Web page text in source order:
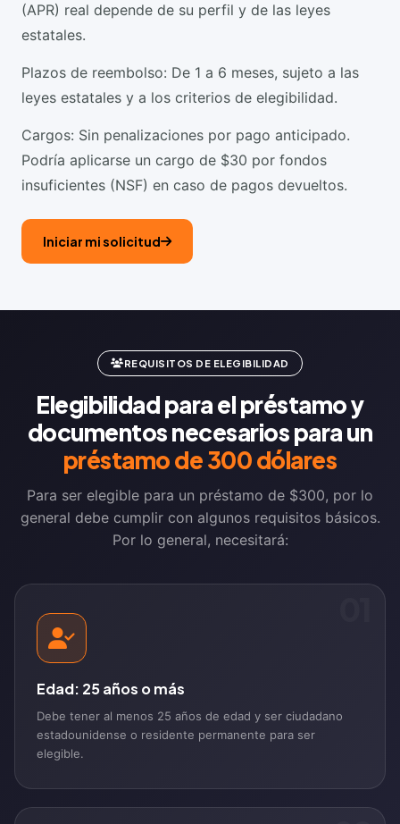
(APR) real depende de su perfil y de las leyes
estatales.
Plazos de reembolso: De 1 a 6 meses, sujeto a las
leyes estatales y a los criterios de elegibilidad.
Cargos: Sin penalizaciones por pago anticipado.
Podría aplicarse un cargo de $30 por fondos
insuficientes (NSF) en caso de pagos devueltos.
Iniciar mi solicitud
REQUISITOS DE ELEGIBILIDAD
Elegibilidad para el préstamo y
documentos necesarios para un
préstamo de 300 dólares
Para ser elegible para un préstamo de $300, por lo
general debe cumplir con algunos requisitos básicos.
Por lo general, necesitará:
Edad: 25 años o más
Debe tener al menos 25 años de edad y ser ciudadano
estadounidense o residente permanente para ser
elegible.